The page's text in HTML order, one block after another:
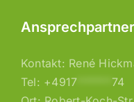
Ansprechpartner
Kontakt: René
Tel: +4917
74